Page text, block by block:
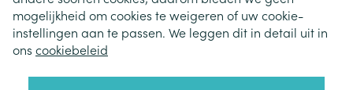
mogelijkheid om cookies te weigeren of uw cookie-
instellingen aan te passen. We leggen dit in detail uit in
ons cookiebeleid
Juridische links